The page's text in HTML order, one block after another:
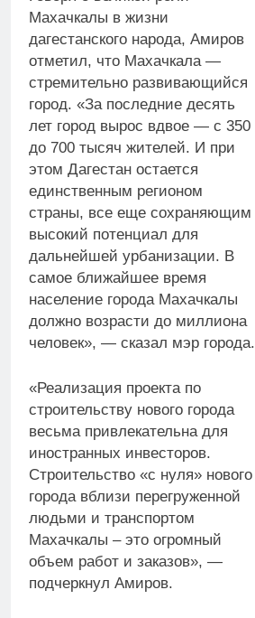
Махачкалы в жизни
дагестанского народа, Амиров
отметил, что Махачкала —
стремительно развивающийся
город. «За последние десять
лет город вырос вдвое — с 350
до 700 тысяч жителей. И при
этом Дагестан остается
единственным регионом
страны, все еще сохраняющим
высокий потенциал для
дальнейшей урбанизации. В
самое ближайшее время
население города Махачкалы
должно возрасти до миллиона
человек», — сказал мэр города.
«Реализация проекта по
строительству нового города
весьма привлекательна для
иностранных инвесторов.
Строительство «с нуля» нового
города вблизи перегруженной
людьми и транспортом
Махачкалы – это огромный
объем работ и заказов», —
подчеркнул Амиров.